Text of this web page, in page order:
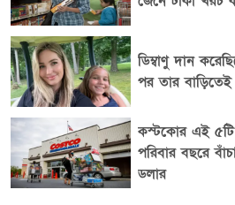
ডাইএসিটিল, এসিটিলপ্রোপিলিন,
ফ্লেভারের কিছু রাসায়নিক কোষে
মিষ্টি স্বাদের জন্য ব্যবহৃত সুক্রোজ ও
রিয়েকটিভ এলডিহাইডে পরিণত হয়,
ফুসফুসের ক্ষতির ঝুঁকি বাড়ায়। এ ছাড়া ভেপ ব্যবহারের সময়
নিকেল-ক্রোমিয়াম সংকরের মতো
গবেষণায় দেখা গেছে, এসব ধাতুর
ফুসফুসের জন্য ক্ষতিকর এবং
ডিম্বাণু দান
পর তার
কস্টকোর এই ৫টি
পরিবার বছরে
ডলার